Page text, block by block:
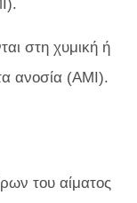
στη χυμική ή
ανοσία (AMI).
του αίματος